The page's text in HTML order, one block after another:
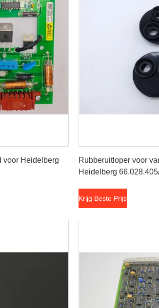
voor Heidelberg
Rubberuitloper voor
Heidelberg
Krijg Beste Prijs